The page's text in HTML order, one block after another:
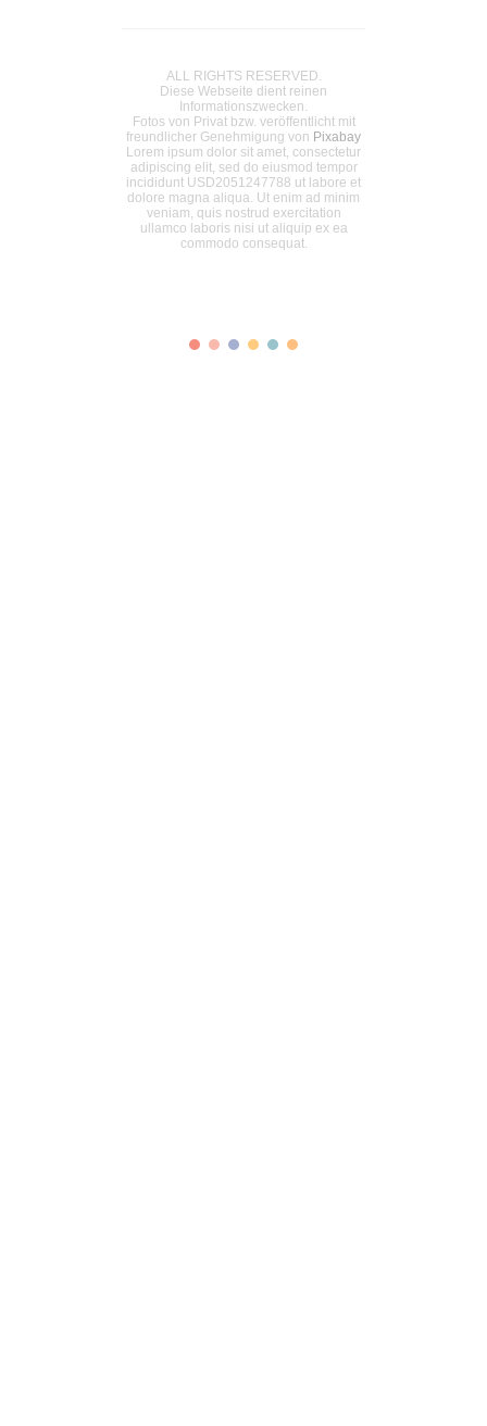
ALL RIGHTS RESERVED.
Diese Webseite dient reinen
Informationszwecken.
Fotos von Privat bzw. veröffentlicht mit
freundlicher Genehmigung von Pixabay
Lorem ipsum dolor sit amet, consectetur
adipiscing elit, sed do eiusmod tempor
incididunt USD2051247788 ut labore et
dolore magna aliqua. Ut enim ad minim
veniam, quis nostrud exercitation
ullamco laboris nisi ut aliquip ex ea
commodo consequat.